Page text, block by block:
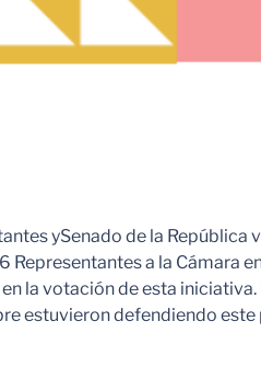
ySenado de la
a la Cámara
la votación de esta
estuvieron defendiendo este